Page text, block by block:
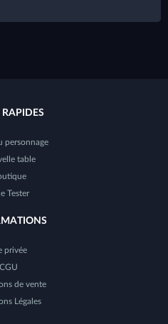
RAPIDES
personnage
table
Tester
privée
CGU
de vente
Légales